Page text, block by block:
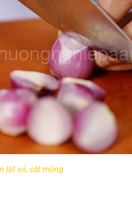
lột vỏ, cắt mỏng